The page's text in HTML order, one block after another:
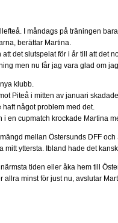
I måndags på träningen
berättar Martina.
det slutspelat för i år till att det
men nu får jag vara glad om
klubb.
Piteå i mitten av januari
något problem med det.
i en cupmatch krockade
mellan Östersunds DFF
mitt yttersta. Ibland hade det
tiden eller åka hem till
allra minst för just nu, avslutar